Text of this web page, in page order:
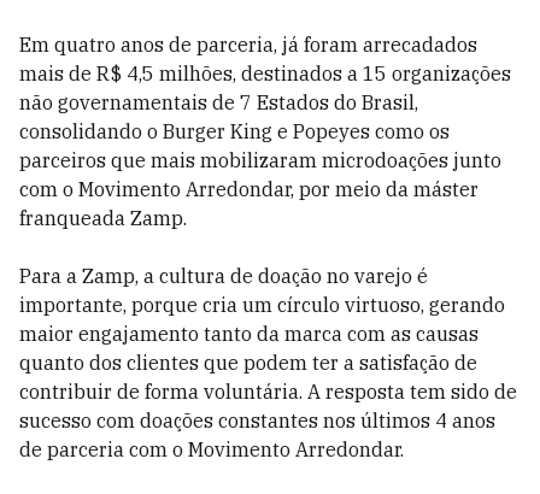
Em quatro anos de parceria, já foram arrecadados
mais de R$ 4,5 milhões, destinados a 15 organizações
não governamentais de 7 Estados do Brasil,
consolidando o Burger King e Popeyes como os
parceiros que mais mobilizaram microdoações junto
com o Movimento Arredondar, por meio da máster
franqueada Zamp.
Para a Zamp, a cultura de doação no varejo é
importante, porque cria um círculo virtuoso, gerando
maior engajamento tanto da marca com as causas
quanto dos clientes que podem ter a satisfação de
contribuir de forma voluntária. A resposta tem sido de
sucesso com doações constantes nos últimos 4 anos
de parceria com o Movimento Arredondar.